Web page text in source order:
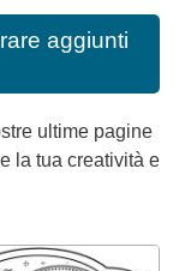
aggiunti
ultime pagine
la tua creatività e